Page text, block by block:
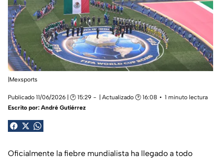
|Mexsports
Publicado 11/06/2026 | 🕑 15:29 | Actualizado 🕑 16:08
1 minuto lectura
Escrito por: André Gutiérrez
Oficialmente la fiebre mundialista ha llegado a todo